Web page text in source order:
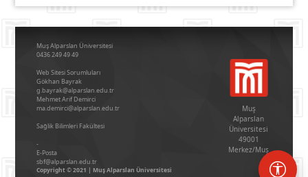
Muş Alparslan Üniversitesi
0436 249 49 49
Web Sitesi Sorumluları
Gökhan Bayrak
g.bayrak@alparslan.edu.tr
Mehmet Arif Demirci
ma.demirci@alparslan.edu.tr
Sağlik Bi̇li̇mleri̇ Fakültesi̇
-
E-Posta
sbf@alparslan.edu.tr
Copyright © 2021 | Muş Alparslan Üniversitesi
Muş
Alparslan
Üniversitesi
49001
Merkez/Muş